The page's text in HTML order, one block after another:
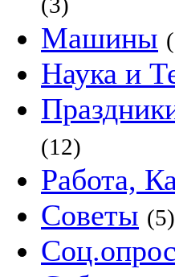
Машины
Наука и
(12)
Работа,
Советы (5)